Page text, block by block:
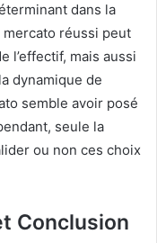
dans la
mercato réussi peut
l’effectif, mais aussi
dynamique de
semble avoir posé
seule la
ou non ces choix
Conclusion